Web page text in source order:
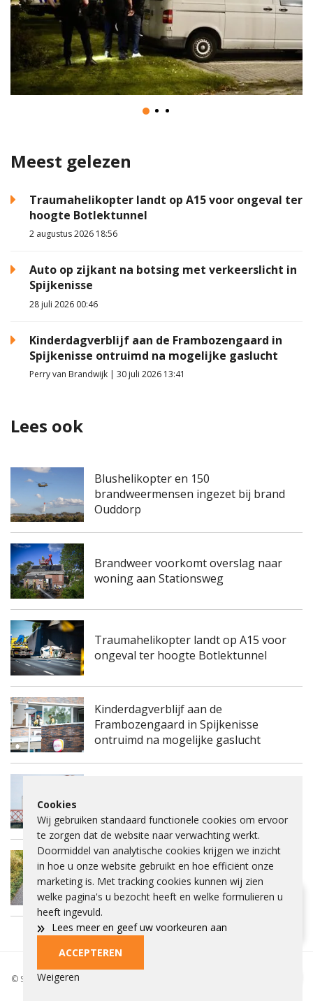
Meest gelezen
Traumahelikopter landt op A15 voor ongeval ter
hoogte Botlektunnel
2 augustus 2026 18:56
Auto op zijkant na botsing met verkeerslicht in
Spijkenisse
28 juli 2026 00:46
Kinderdagverblijf aan de Frambozengaard in
Spijkenisse ontruimd na mogelijke gaslucht
Perry van Brandwijk | 30 juli 2026 13:41
Lees ook
Blushelikopter en 150
brandweermensen ingezet bij brand
Ouddorp
Brandweer voorkomt overslag naar
woning aan Stationsweg
Traumahelikopter landt op A15 voor
ongeval ter hoogte Botlektunnel
Kinderdagverblijf aan de
Frambozengaard in Spijkenisse
ontruimd na mogelijke gaslucht
Fietspad Lange Schenkeldijk afgesloten
vanwege verzakking asfalt en ernstige
scheuren
© Spieke 2026 - Het is niet toegestaan om tekst of beelden over te nemen
Cookies
Wij gebruiken standaard functionele cookies om ervoor
te zorgen dat de website naar verwachting werkt.
Doormiddel van analytische cookies krijgen we inzicht
in hoe u onze website gebruikt en hoe efficiënt onze
marketing is. Met tracking cookies kunnen wij zien
welke pagina's u bezocht heeft en welke formulieren u
heeft ingevuld.
» Lees meer en geef uw voorkeuren aan
ACCEPTEREN
Weigeren
Hulp bij lezen?
Klik dan op het vraagteken.